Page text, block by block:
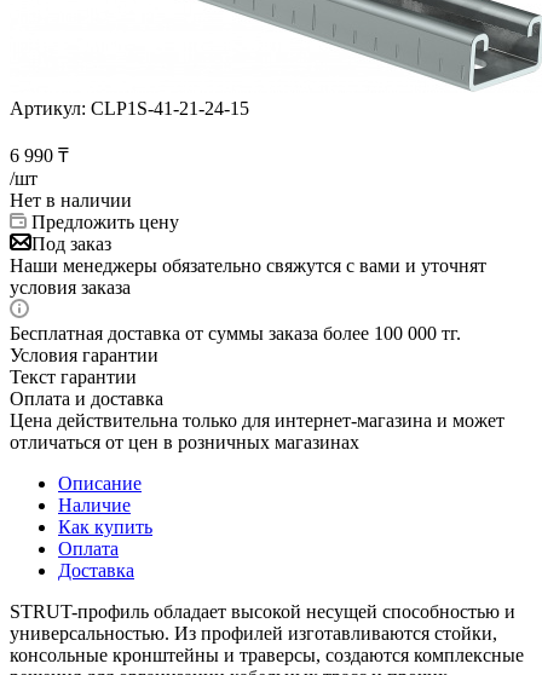
Артикул: CLP1S-41-21-24-15
6 990 ₸
/шт
Нет в наличии
Предложить цену
Под заказ
Наши менеджеры обязательно свяжутся с вами и уточнят
условия заказа
Бесплатная доставка от суммы заказа более 100 000 тг.
Условия гарантии
Текст гарантии
Оплата и доставка
Цена действительна только для интернет-магазина и может
отличаться от цен в розничных магазинах
Описание
Наличие
Как купить
Оплата
Доставка
STRUT-профиль обладает высокой несущей способностью и
универсальностью. Из профилей изготавливаются стойки,
консольные кронштейны и траверсы, создаются комплексные